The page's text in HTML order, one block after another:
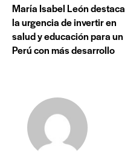
María Isabel León destaca
la urgencia de invertir en
salud y educación para un
Perú con más desarrollo